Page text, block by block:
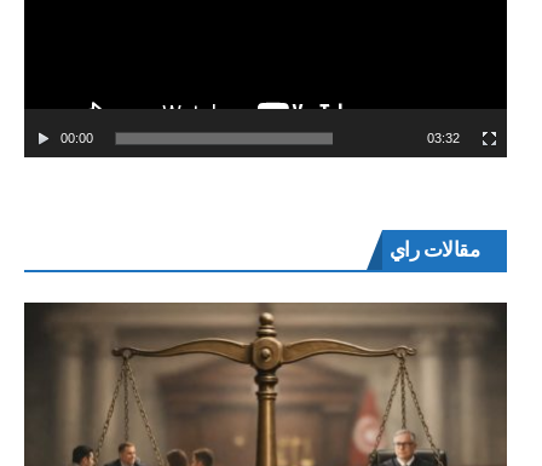
00:00 03:32
مقالات راي